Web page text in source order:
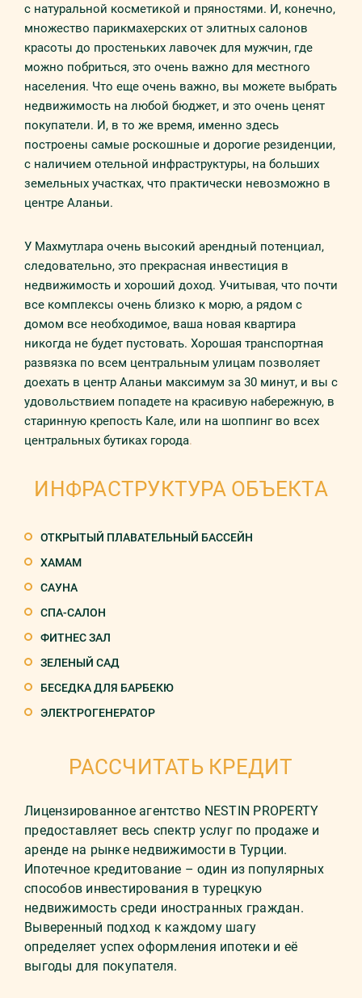
с натуральной косметикой и пряностями. И, конечно,
множество парикмахерских от элитных салонов
красоты до простеньких лавочек для мужчин, где
можно побриться, это очень важно для местного
населения. Что еще очень важно, вы можете выбрать
недвижимость на любой бюджет, и это очень ценят
покупатели. И, в то же время, именно здесь
построены самые роскошные и дорогие резиденции,
с наличием отельной инфраструктуры, на больших
земельных участках, что практически невозможно в
центре Аланьи.
У Махмутлара очень высокий арендный потенциал,
следовательно, это прекрасная инвестиция в
недвижимость и хороший доход. Учитывая, что почти
все комплексы очень близко к морю, а рядом с
домом все необходимое, ваша новая квартира
никогда не будет пустовать. Хорошая транспортная
развязка по всем центральным улицам позволяет
доехать в центр Аланьи максимум за 30 минут, и вы с
удовольствием попадете на красивую набережную, в
старинную крепость Кале, или на шоппинг во всех
центральных бутиках города.
ИНФРАСТРУКТУРА ОБЪЕКТА
ОТКРЫТЫЙ ПЛАВАТЕЛЬНЫЙ БАССЕЙН
ХАМАМ
САУНА
СПА-САЛОН
ФИТНЕС ЗАЛ
ЗЕЛЕНЫЙ САД
БЕСЕДКА ДЛЯ БАРБЕКЮ
ЭЛЕКТРОГЕНЕРАТОР
РАССЧИТАТЬ КРЕДИТ
Лицензированное агентство NESTIN PROPERTY
предоставляет весь спектр услуг по продаже и
аренде на рынке недвижимости в Турции.
Ипотечное кредитование – один из популярных
способов инвестирования в турецкую
недвижимость среди иностранных граждан.
Выверенный подход к каждому шагу
определяет успех оформления ипотеки и её
выгоды для покупателя.